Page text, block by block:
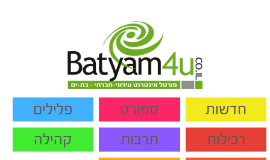
חדשות ספורט
פלילים
רכילות
תרבות
קהילה